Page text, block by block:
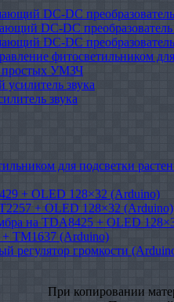
DC-DC
DC-DC
DC-DC
фитосветильником
простых УМЗЧ
усилитель звука
звука
для подсветки
+ OLED 128×32 (Arduino)
+ OLED 128×32 (Arduino)
на TDA8425 + OLED
+ TM1637 (Arduino)
регулятор громкости
При копировании